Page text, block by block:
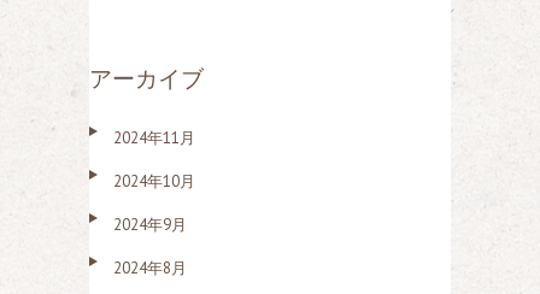
アーカイブ
2024年11月
2024年10月
2024年9月
2024年8月